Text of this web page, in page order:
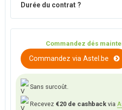
Durée du contrat ?
Commandez dés
Commandez via Astel.be
Sans surcoût.
Recevez €20 de cashback via